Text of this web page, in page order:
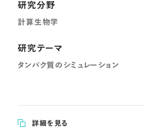
研究分野
計算生物学
研究テーマ
タンパク質のシミュレーション
詳細を見る